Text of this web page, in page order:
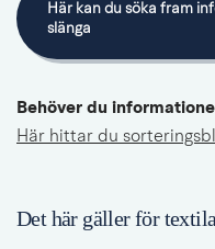
Här kan du söka fram
slänga
Länk till annan
Behöver du
Här hittar du
Det här gäller för